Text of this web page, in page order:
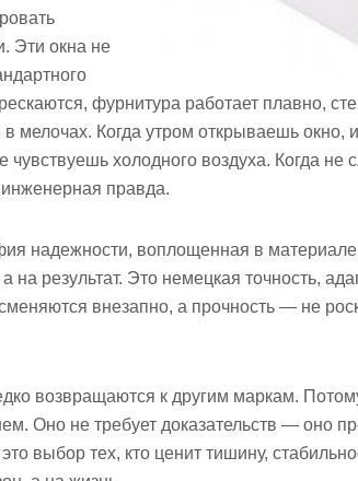
Эти окна не
фурнитура работает плавно,
мелочах. Когда утром открываешь окно,
чувствуешь холодного воздуха. Когда не
правда.
надежности, воплощенная в
на результат. Это немецкая точность,
внезапно, а прочность — не
возвращаются к другим маркам.
Оно не требует доказательств — оно
выбор тех, кто ценит тишину,